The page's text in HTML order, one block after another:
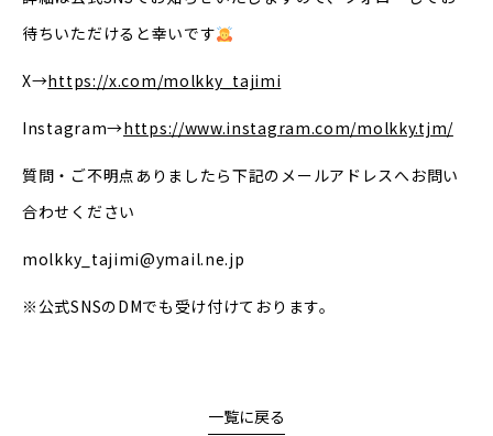
待ちいただけると幸いです
X→https://x.com/molkky_tajimi
Instagram→https://www.instagram.com/molkky.tjm/
質問・ご不明点ありましたら下記のメールアドレスへお問い
合わせください
molkky_tajimi@ymail.ne.jp
※公式SNSのDMでも受け付けております。
一覧に戻る